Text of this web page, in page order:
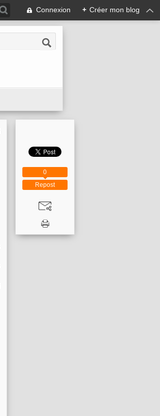
Connexion + Créer mon blog
Repost
0